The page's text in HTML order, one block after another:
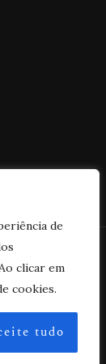
de
clicar em
cookies.
tudo